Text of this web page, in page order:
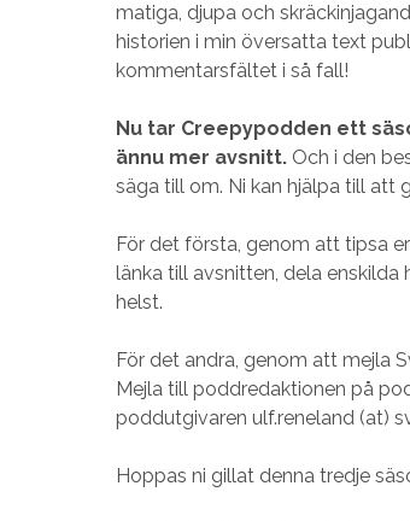
matiga, djupa och
historien i min översatta text
kommentarsfältet i så fall!
Nu tar Creepypodden ett
ännu mer avsnitt. Och i den
säga till om. Ni kan hjälpa till att
För det första, genom att tipsa
länka till avsnitten, dela
helst.
För det andra, genom att mejla
Mejla till poddredaktionen på
poddutgivaren ulf.reneland (at)
Hoppas ni gillat denna tredje